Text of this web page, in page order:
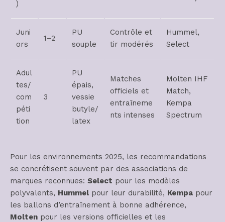
)
Juni
ors
1–2
PU
souple
Contrôle et
tir modérés
Hummel,
Select
Adul
tes/
com
péti
tion
3
PU
épais,
vessie
butyle/
latex
Matches
officiels et
entraîneme
nts intenses
Molten IHF
Match,
Kempa
Spectrum
Pour les environnements 2025, les recommandations
se concrétisent souvent par des associations de
marques reconnues: Select pour les modèles
polyvalents, Hummel pour leur durabilité, Kempa pour
les ballons d’entraînement à bonne adhérence,
Molten pour les versions officielles et les